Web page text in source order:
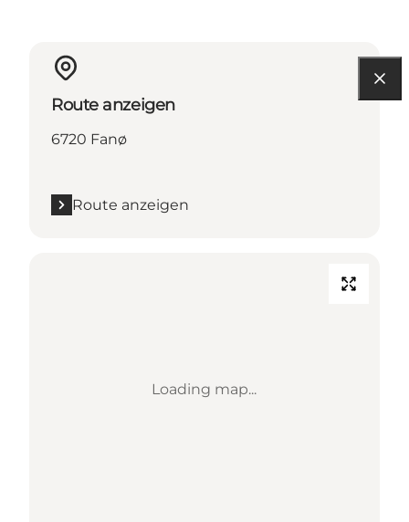
Route anzeigen
6720 Fanø
Route anzeigen
Loading map...